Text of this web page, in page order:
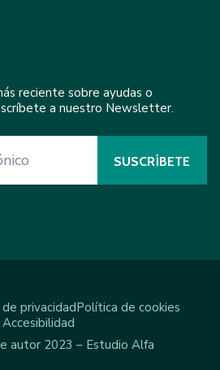
reciente sobre ayudas o
a nuestro Newsletter.
privacidadPolítica de cookies
Accesibilidad
autor 2023 – Estudio Alfa